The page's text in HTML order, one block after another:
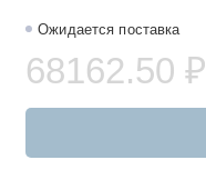
Ожидается поставка
68162.50 ₽